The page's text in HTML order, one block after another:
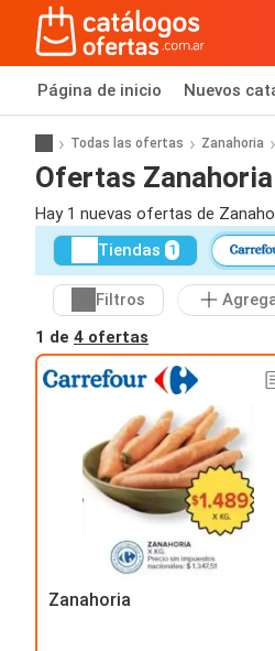
Página de inicio Nuevos
Todas las ofertas Zanahoria
Ofertas
Hay 1 nuevas ofertas de
Tiendas 1
Filtros
1 de 4 ofertas
Zanahoria